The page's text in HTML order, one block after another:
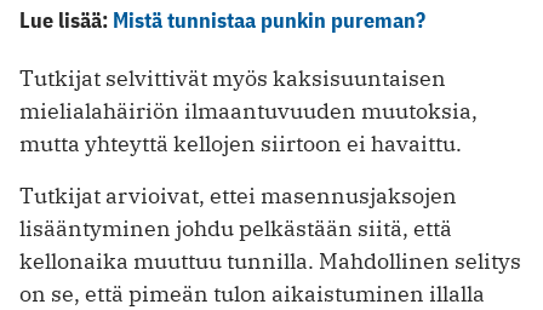
Lue lisää: Mistä tunnistaa punkin pureman?
Tutkijat selvittivät myös kaksisuuntaisen
mielialahäiriön ilmaantuvuuden muutoksia,
mutta yhteyttä kellojen siirtoon ei havaittu.
Tutkijat arvioivat, ettei masennusjaksojen
lisääntyminen johdu pelkästään siitä, että
kellonaika muuttuu tunnilla. Mahdollinen selitys
on se, että pimeän tulon aikaistuminen illalla